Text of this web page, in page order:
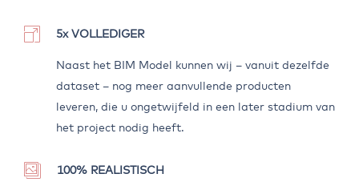
5x VOLLEDIGER
Naast het BIM Model kunnen wij – vanuit dezelfde
dataset – nog meer aanvullende producten
leveren, die u ongetwijfeld in een later stadium van
het project nodig heeft.
100% REALISTISCH